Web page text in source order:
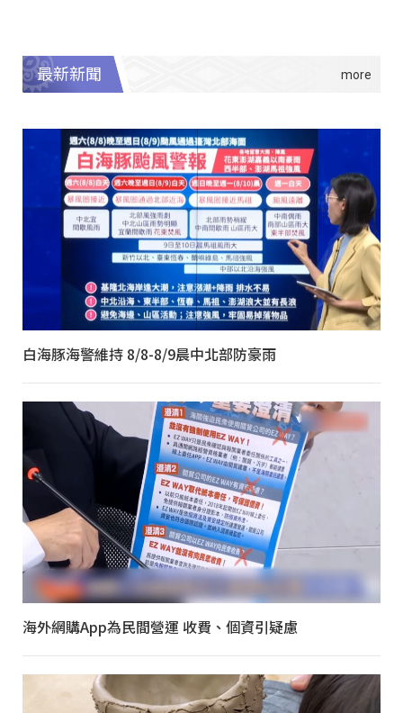
最新新聞
白海豚海警維持 8/8-8/9晨中北部防豪雨
海外網購App為民間營運 收費、個資引疑慮